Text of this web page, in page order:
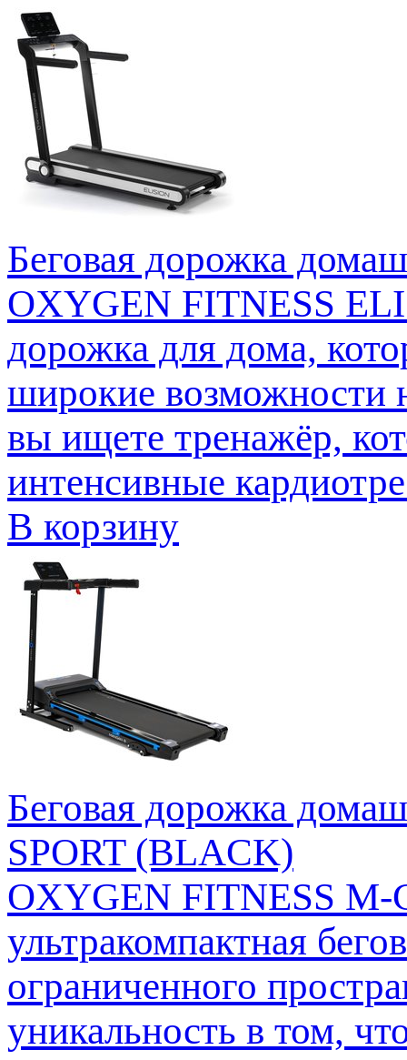
Беговая дорожка
OXYGEN FITNESS
дорожка для дома,
широкие возможности
вы ищете тренажёр,
интенсивные
В корзину
Беговая дорожка
SPORT (BLACK)
OXYGEN FITNESS M-
ультракомпактная
ограниченного
уникальность в том,